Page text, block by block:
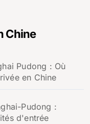
Chine
Pudong : Où
en Chine
Pudong :
d'entrée